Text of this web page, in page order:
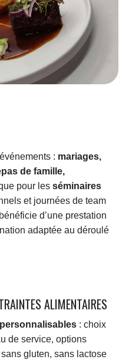
: mariages,
de famille,
pour les séminaires
et journées de team
d’une prestation
adaptée au déroulé
ALIMENTAIRES
: choix
de service, options
gluten, sans lactose